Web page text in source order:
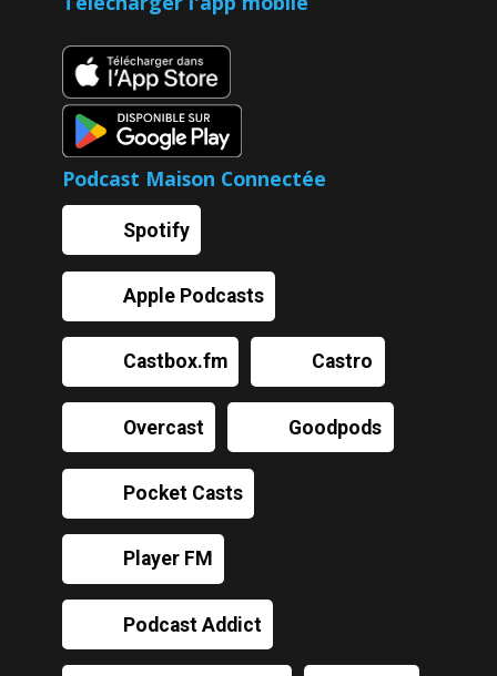
Podcast Maison Connectée
Spotify
Apple Podcasts
Castbox.fm Castro
Overcast Goodpods
Pocket Casts
Player FM
Podcast Addict